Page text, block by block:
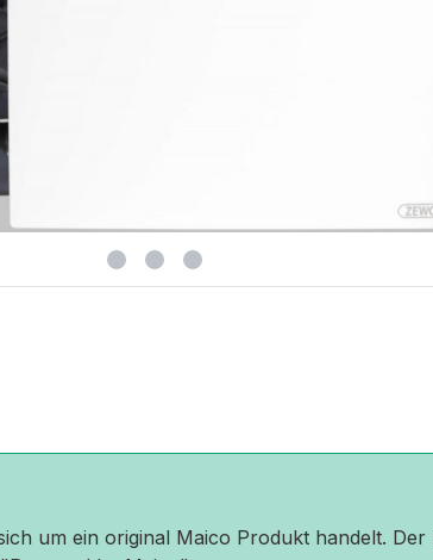
um ein original Maico Produkt handelt.